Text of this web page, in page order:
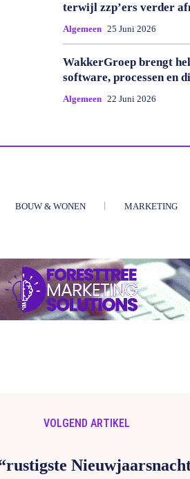
terwijl zzp’ers verder
Algemeen 25 Juni 2026
WakkerGroep brengt
software, processen en
Algemeen 22 Juni 2026
BOUW & WONEN MARKETING
VOLGEND ARTIKEL